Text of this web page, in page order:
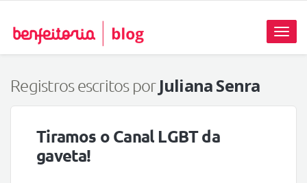
Registros escritos por Juliana Senra
Tiramos o Canal LGBT da
gaveta!